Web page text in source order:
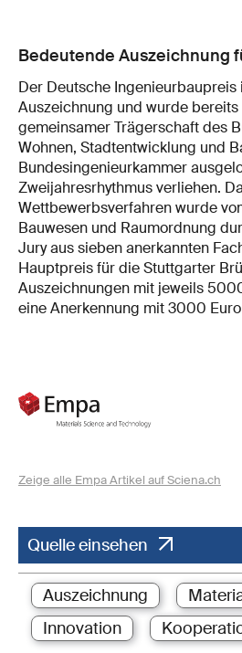
Bedeutende Auszeichnung
Der Deutsche
Auszeichnung und wurde
gemeinsamer Trägerschaft des
Wohnen, Stadtentwicklung und
Bundesingenieurkammer
Zweijahresrhythmus verliehen.
Wettbewerbsverfahren wurde
Bauwesen und Raumordnung
Jury aus sieben anerkannten
Hauptpreis für die Stuttgarter
Auszeichnungen mit jeweils
eine Anerkennung mit 3000
Zeige alle Empa Artikel auf Sciena.ch
Quelle einsehen
Auszeichnung
Innovation